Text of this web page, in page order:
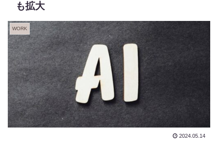
も拡大
WORK
2024.05.14